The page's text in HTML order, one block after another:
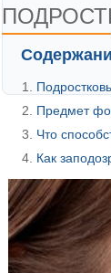
Предмет
Что
Как